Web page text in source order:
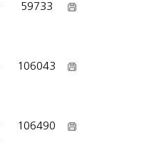
59733
106043
106490